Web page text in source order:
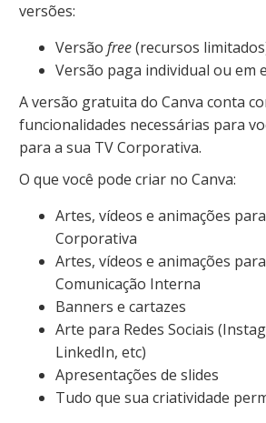
versões:
Versão free(recursos
Versão paga individual ou em
A versão gratuita do Canva conta
funcionalidades necessárias para
para a sua TV Corporativa.
O que você pode criar no Canva:
Artes, vídeos e animações
Corporativa
Artes, vídeos e animações
Comunicação Interna
Banners e cartazes
Arte para Redes Sociais
LinkedIn, etc)
Apresentações de slides
Tudo que sua criatividade